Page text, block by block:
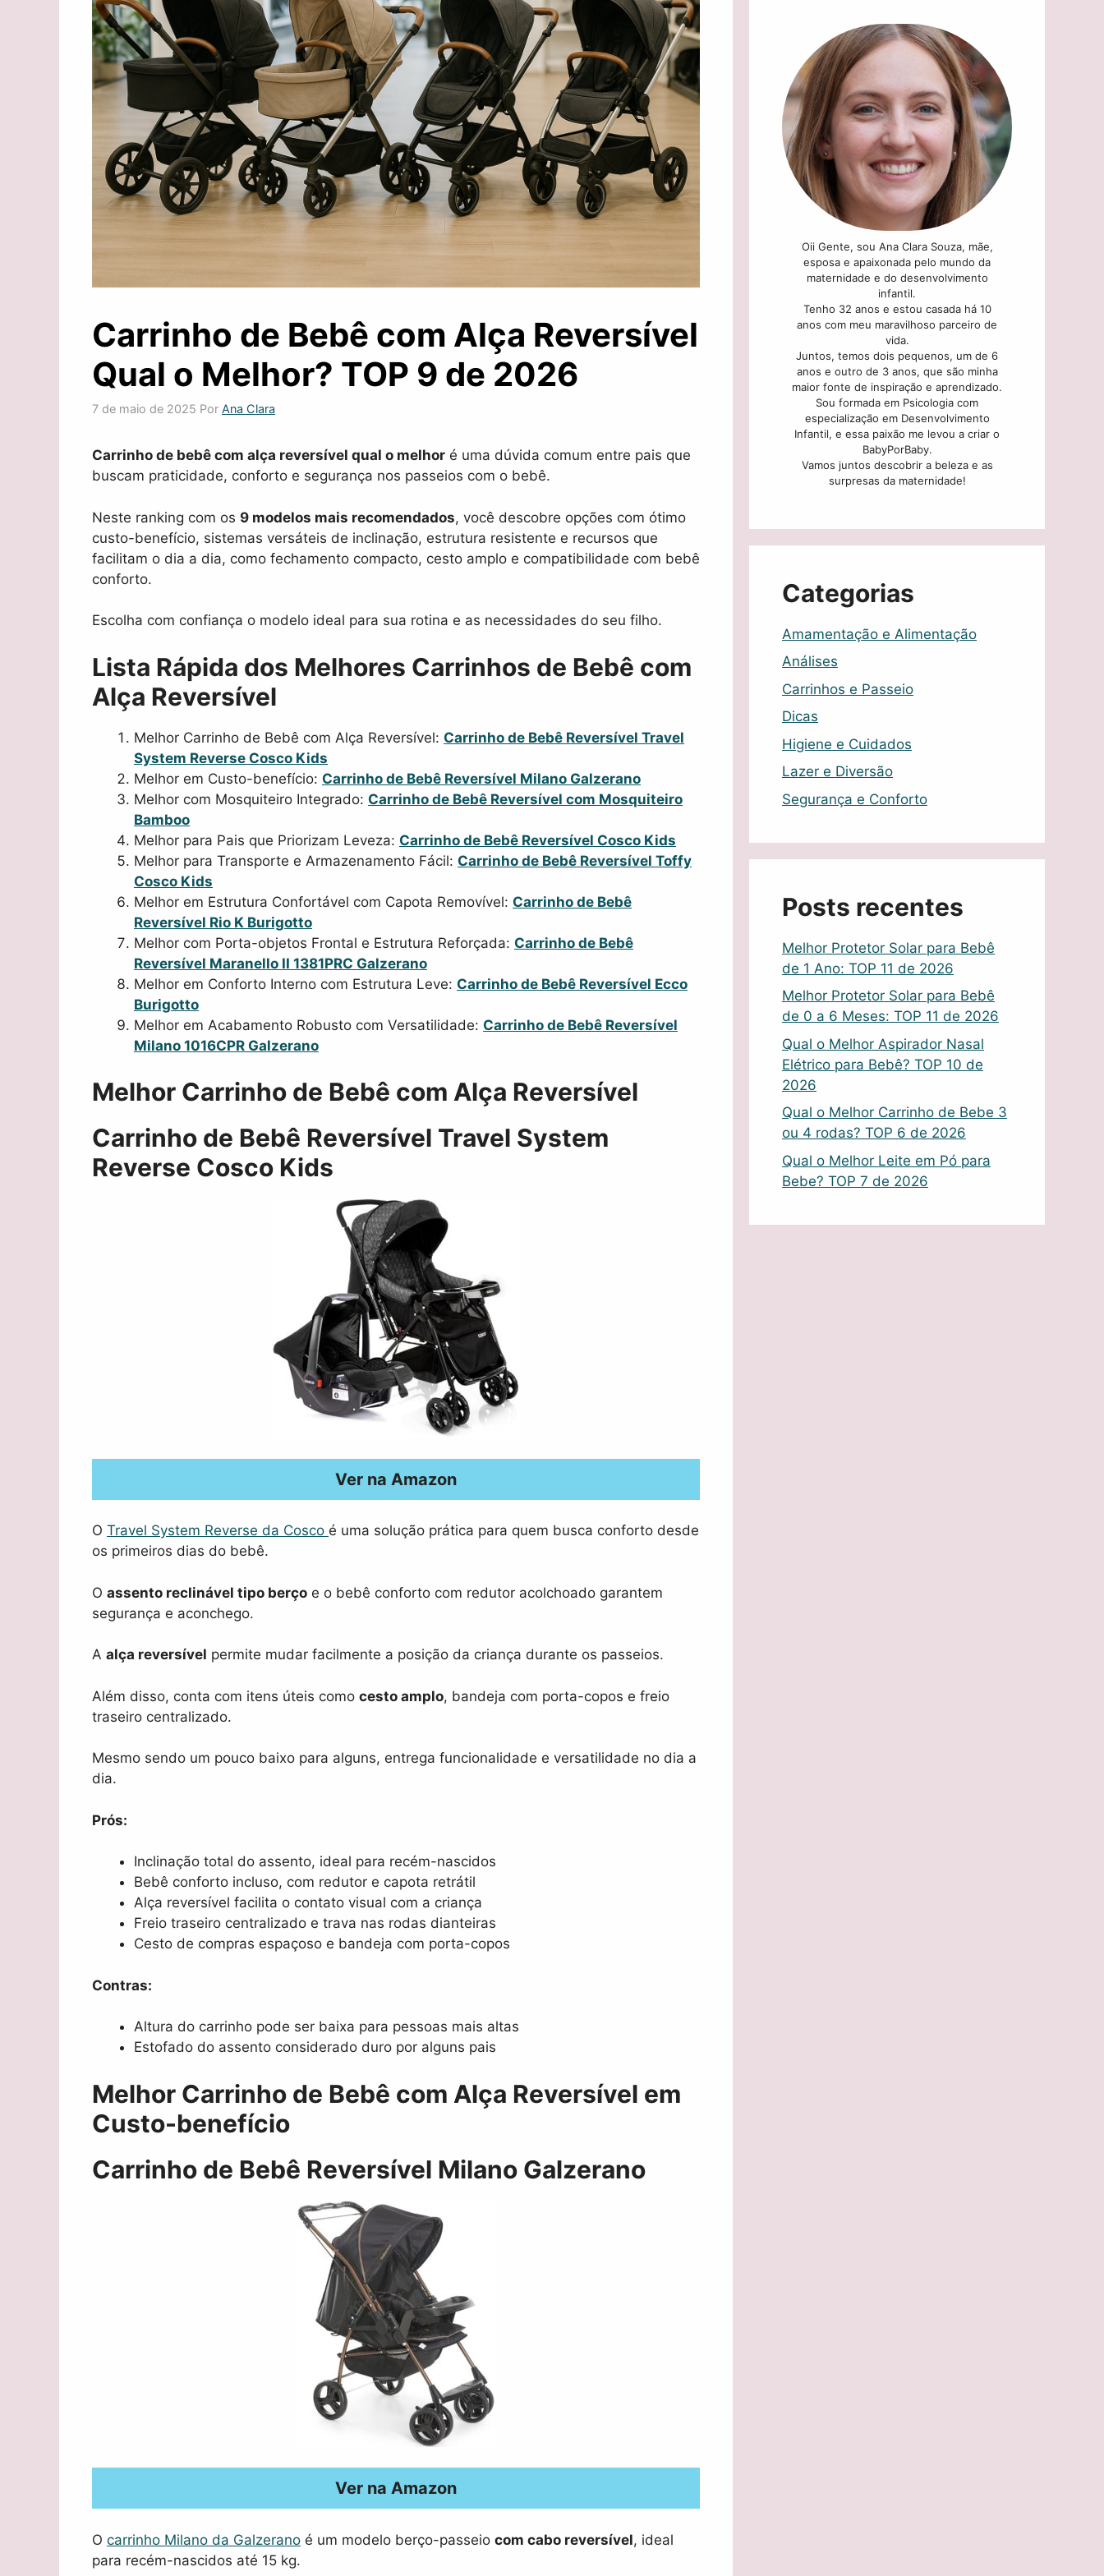
Carrinho de Bebê com Alça Reversível
Qual o Melhor? TOP 9 de 2026
7 de maio de 2025 Por Ana Clara
Carrinho de bebê com alça reversível qual o melhor é uma dúvida comum entre pais que
buscam praticidade, conforto e segurança nos passeios com o bebê.
Neste ranking com os 9 modelos mais recomendados, você descobre opções com ótimo
custo-benefício, sistemas versáteis de inclinação, estrutura resistente e recursos que
facilitam o dia a dia, como fechamento compacto, cesto amplo e compatibilidade com bebê
conforto.
Escolha com confiança o modelo ideal para sua rotina e as necessidades do seu filho.
Lista Rápida dos Melhores Carrinhos de Bebê com
Alça Reversível
Melhor Carrinho de Bebê com Alça Reversível: Carrinho de Bebê Reversível Travel
System Reverse Cosco Kids
Melhor em Custo-benefício: Carrinho de Bebê Reversível Milano Galzerano
Melhor com Mosquiteiro Integrado: Carrinho de Bebê Reversível com Mosquiteiro
Bamboo
Melhor para Pais que Priorizam Leveza: Carrinho de Bebê Reversível Cosco Kids
Melhor para Transporte e Armazenamento Fácil: Carrinho de Bebê Reversível Toffy
Cosco Kids
Melhor em Estrutura Confortável com Capota Removível: Carrinho de Bebê
Reversível Rio K Burigotto
Melhor com Porta-objetos Frontal e Estrutura Reforçada: Carrinho de Bebê
Reversível Maranello II 1381PRC Galzerano
Melhor em Conforto Interno com Estrutura Leve: Carrinho de Bebê Reversível Ecco
Burigotto
Melhor em Acabamento Robusto com Versatilidade: Carrinho de Bebê Reversível
Milano 1016CPR Galzerano
Melhor Carrinho de Bebê com Alça Reversível
Carrinho de Bebê Reversível Travel System
Reverse Cosco Kids
Ver na Amazon
O Travel System Reverse da Cosco é uma solução prática para quem busca conforto desde
os primeiros dias do bebê.
O assento reclinável tipo berço e o bebê conforto com redutor acolchoado garantem
segurança e aconchego.
A alça reversível permite mudar facilmente a posição da criança durante os passeios.
Além disso, conta com itens úteis como cesto amplo, bandeja com porta-copos e freio
traseiro centralizado.
Mesmo sendo um pouco baixo para alguns, entrega funcionalidade e versatilidade no dia a
dia.
Prós:
Inclinação total do assento, ideal para recém-nascidos
Bebê conforto incluso, com redutor e capota retrátil
Alça reversível facilita o contato visual com a criança
Freio traseiro centralizado e trava nas rodas dianteiras
Cesto de compras espaçoso e bandeja com porta-copos
Contras:
Altura do carrinho pode ser baixa para pessoas mais altas
Estofado do assento considerado duro por alguns pais
Melhor Carrinho de Bebê com Alça Reversível em
Custo-benefício
Carrinho de Bebê Reversível Milano Galzerano
Ver na Amazon
O carrinho Milano da Galzerano é um modelo berço-passeio com cabo reversível, ideal
para recém-nascidos até 15 kg.
Oii Gente, sou Ana Clara Souza, mãe,
esposa e apaixonada pelo mundo da
maternidade e do desenvolvimento
infantil.
Tenho 32 anos e estou casada há 10
anos com meu maravilhoso parceiro de
vida.
Juntos, temos dois pequenos, um de 6
anos e outro de 3 anos, que são minha
maior fonte de inspiração e aprendizado.
Sou formada em Psicologia com
especialização em Desenvolvimento
Infantil, e essa paixão me levou a criar o
BabyPorBaby.
Vamos juntos descobrir a beleza e as
surpresas da maternidade!
Categorias
Amamentação e Alimentação
Análises
Carrinhos e Passeio
Dicas
Higiene e Cuidados
Lazer e Diversão
Segurança e Conforto
Posts recentes
Melhor Protetor Solar para Bebê
de 1 Ano: TOP 11 de 2026
Melhor Protetor Solar para Bebê
de 0 a 6 Meses: TOP 11 de 2026
Qual o Melhor Aspirador Nasal
Elétrico para Bebê? TOP 10 de
2026
Qual o Melhor Carrinho de Bebe 3
ou 4 rodas? TOP 6 de 2026
Qual o Melhor Leite em Pó para
Bebe? TOP 7 de 2026